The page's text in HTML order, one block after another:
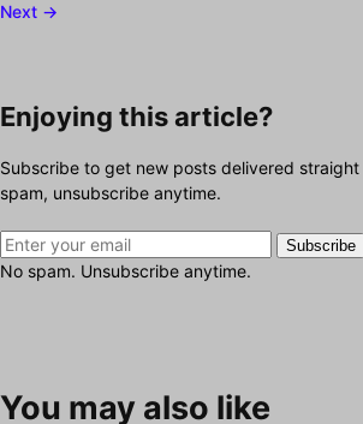
Next →
Enjoying this article?
Subscribe to get new posts delivered
spam, unsubscribe anytime.
Subscribe
No spam. Unsubscribe anytime.
You may also like